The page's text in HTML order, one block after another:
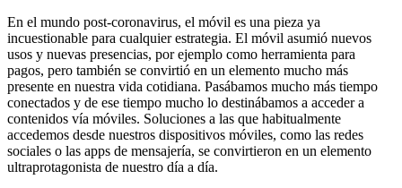
En el mundo post-coronavirus, el móvil es una pieza ya
incuestionable para cualquier estrategia. El móvil asumió nuevos
usos y nuevas presencias, por ejemplo como herramienta para
pagos, pero también se convirtió en un elemento mucho más
presente en nuestra vida cotidiana. Pasábamos mucho más tiempo
conectados y de ese tiempo mucho lo destinábamos a acceder a
contenidos vía móviles. Soluciones a las que habitualmente
accedemos desde nuestros dispositivos móviles, como las redes
sociales o las apps de mensajería, se convirtieron en un elemento
ultraprotagonista de nuestro día a día.